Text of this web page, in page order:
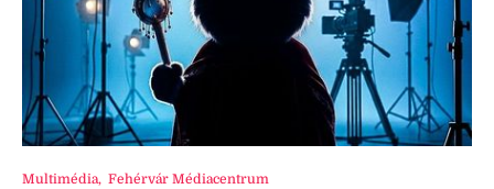
Multimédia, Fehérvár Médiacentrum